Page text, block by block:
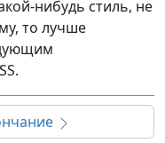
нибудь стиль, не
то лучше